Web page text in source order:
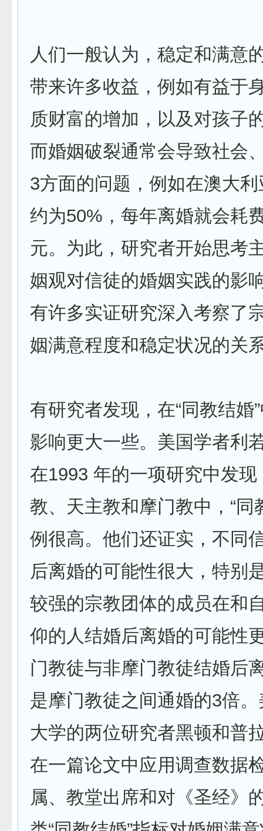
人们一般认为，稳定和满意
带来许多收益，例如有益于
质财富的增加，以及对孩子
而婚姻破裂通常会导致社会
3方面的问题，例如在澳大
约为50%，每年离婚就会耗
元。为此，研究者开始思考
姻观对信徒的婚姻实践的影
有许多实证研究深入考察了
姻满意程度和稳定状况的关
有研究者发现，在“同教结婚
影响更大一些。美国学者利
在1993 年的一项研究中发现
教、天主教和摩门教中，“同
例很高。他们还证实，不同
后离婚的可能性很大，特别
较强的宗教团体的成员在和
仰的人结婚后离婚的可能性
门教徒与非摩门教徒结婚后
是摩门教徒之间通婚的3倍
大学的两位研究者黑顿和普
在一篇论文中应用调查数据
属、教堂出席和对《圣经》